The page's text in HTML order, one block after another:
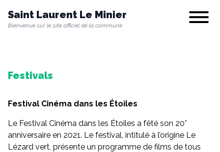
Saint Laurent Le Minier
Bienvenue sur le site officiel de la commune
Show/
Vie quotidienne
Festivals
Festival Cinéma dans les Étoiles
Le Festival Cinéma dans les Étoiles a fêté son 20°
anniversaire en 2021. Le festival, intitulé à l’origine Le
Lézard vert, présente un programme de films de tous